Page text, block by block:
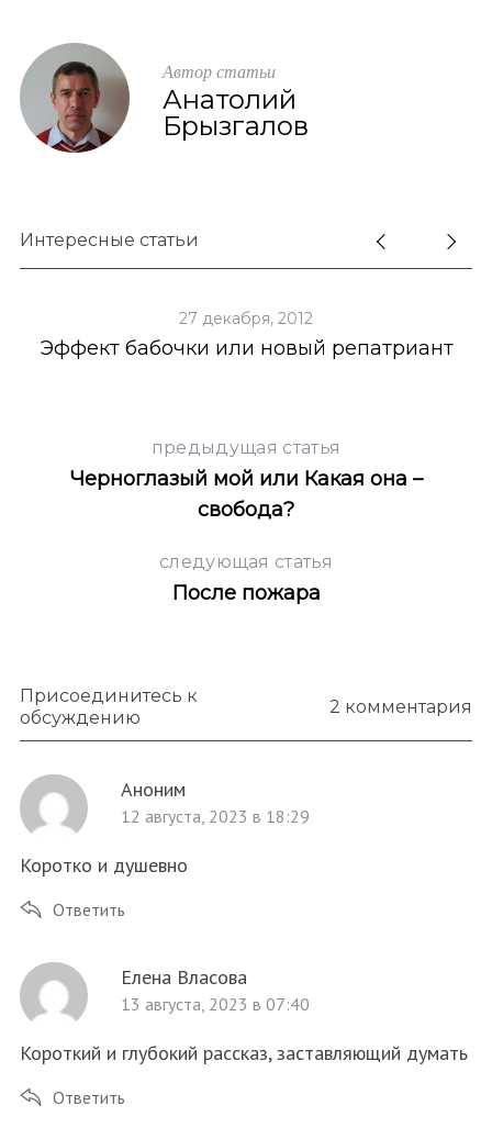
Автор статьи
Анатолий
Брызгалов
Интересные статьи
27 декабря, 2012
Эффект бабочки или новый репатриант
предыдущая статья
Черноглазый мой или Какая она –
свобода?
следующая статья
После пожара
Присоединитесь к
обсуждению
2 комментария
Аноним
12 августа, 2023 в 18:29
Коротко и душевно
Ответить
Елена Власова
13 августа, 2023 в 07:40
Короткий и глубокий рассказ, заставляющий думать
Ответить